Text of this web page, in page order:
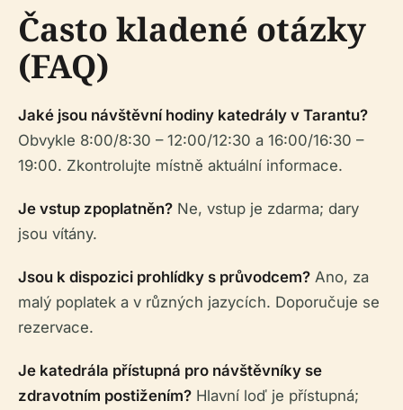
Často kladené otázky
(FAQ)
Jaké jsou návštěvní hodiny katedrály v Tarantu?
Obvykle 8:00/8:30 – 12:00/12:30 a 16:00/16:30 –
19:00. Zkontrolujte místně aktuální informace.
Je vstup zpoplatněn? Ne, vstup je zdarma; dary
jsou vítány.
Jsou k dispozici prohlídky s průvodcem? Ano, za
malý poplatek a v různých jazycích. Doporučuje se
rezervace.
Je katedrála přístupná pro návštěvníky se
zdravotním postižením? Hlavní loď je přístupná;